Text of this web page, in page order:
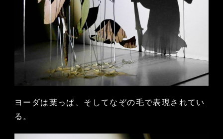
ヨーダは葉っぱ、そしてなぞの毛で表現されてい
る。